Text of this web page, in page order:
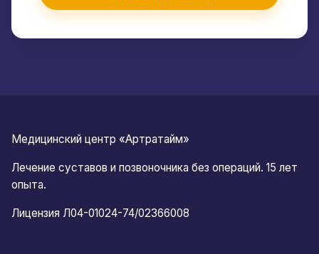
Медицинский центр «Артратайм»
Лечение суставов и позвоночника без операций. 15 лет
опыта.
Лицензия Л04-01024-74/02366008